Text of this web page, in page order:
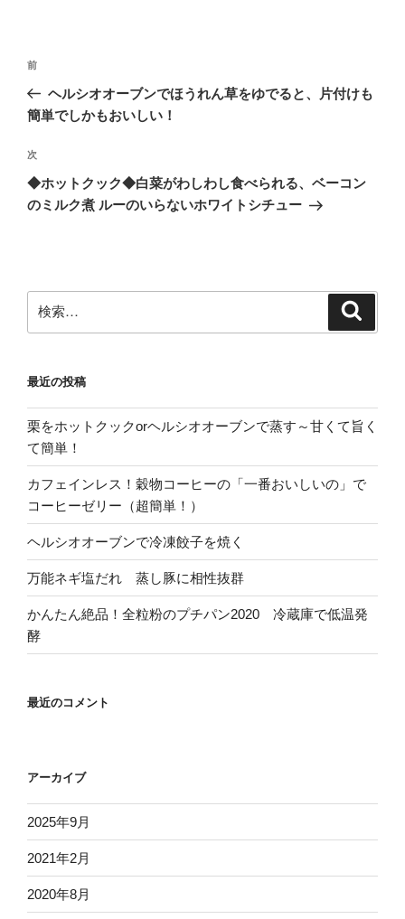
投
ナ
ゲ
ー
シ
前
の
投
前
ヘルシオオーブンでほうれん草をゆでると、片付けも
簡単でしかもおいしい！
次
の
投
次
◆ホットクック◆白菜がわしわし食べられる、ベーコン
のミルク煮 ルーのいらないホワイトシチュー
索:
最近の投稿
栗をホットクックorヘルシオオーブンで蒸す～甘くて旨く
て簡単！
カフェインレス！穀物コーヒーの「一番おいしいの」で
コーヒーゼリー（超簡単！）
ヘルシオオーブンで冷凍餃子を焼く
万能ネギ塩だれ 蒸し豚に相性抜群
かんたん絶品！全粒粉のプチパン2020 冷蔵庫で低温発
酵
最近のコメント
アーカイブ
2025年9月
2021年2月
2020年8月